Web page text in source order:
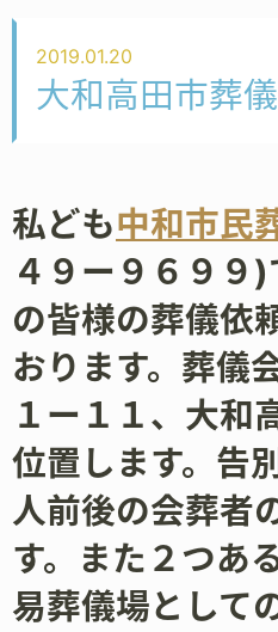
2019.01.20
大和高田市葬儀
私ども中和市民
４９ー９６９９
の皆様の葬儀依
おります。葬儀
１ー１１、大和
位置します。告
人前後の会葬者
す。また２つあ
易葬儀場として